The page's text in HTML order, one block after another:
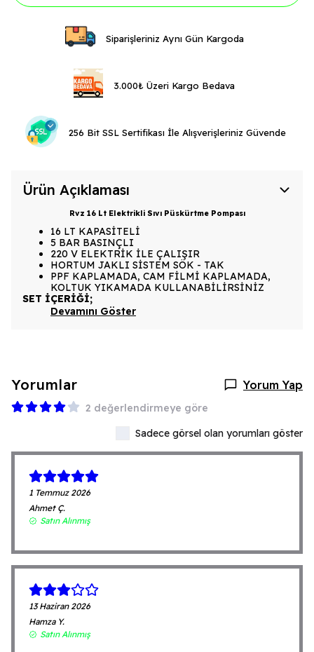
Siparişleriniz Aynı Gün Kargoda
3.000₺ Üzeri Kargo Bedava
256 Bit SSL Sertifikası İle Alışverişleriniz Güvende
Ürün Açıklaması
Rvz 16 Lt Elektrikli Sıvı Püskürtme Pompası
16 LT KAPASİTELİ
5 BAR BASINÇLI
220 V ELEKTRİK İLE ÇALIŞIR
HORTUM JAKLI SİSTEM SÖK - TAK
PPF KAPLAMADA, CAM FİLMİ KAPLAMADA,
KOLTUK YIKAMADA KULLANABİLİRSİNİZ
SET İÇERİĞİ;
Devamını Göster
Yorumlar Yorum Yap
2 değerlendirmeye göre
Sadece görsel olan yorumları göster
1 Temmuz 2026
Ahmet Ç.
Satın Alınmış
13 Haziran 2026
Hamza Y.
Satın Alınmış